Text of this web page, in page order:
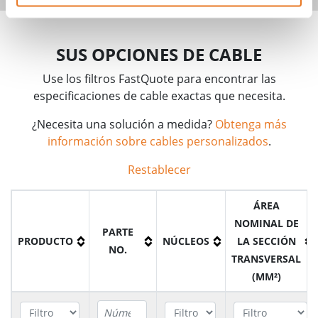
SUS OPCIONES DE CABLE
Use los filtros FastQuote para encontrar las
especificaciones de cable exactas que necesita.
¿Necesita una solución a medida? Obtenga más
información sobre cables personalizados.
Restablecer
PRODUCTO
PARTE
NO.
NÚCLEOS
ÁREA
NOMINAL DE
LA SECCIÓN
TRANSVERSAL
(MM²)